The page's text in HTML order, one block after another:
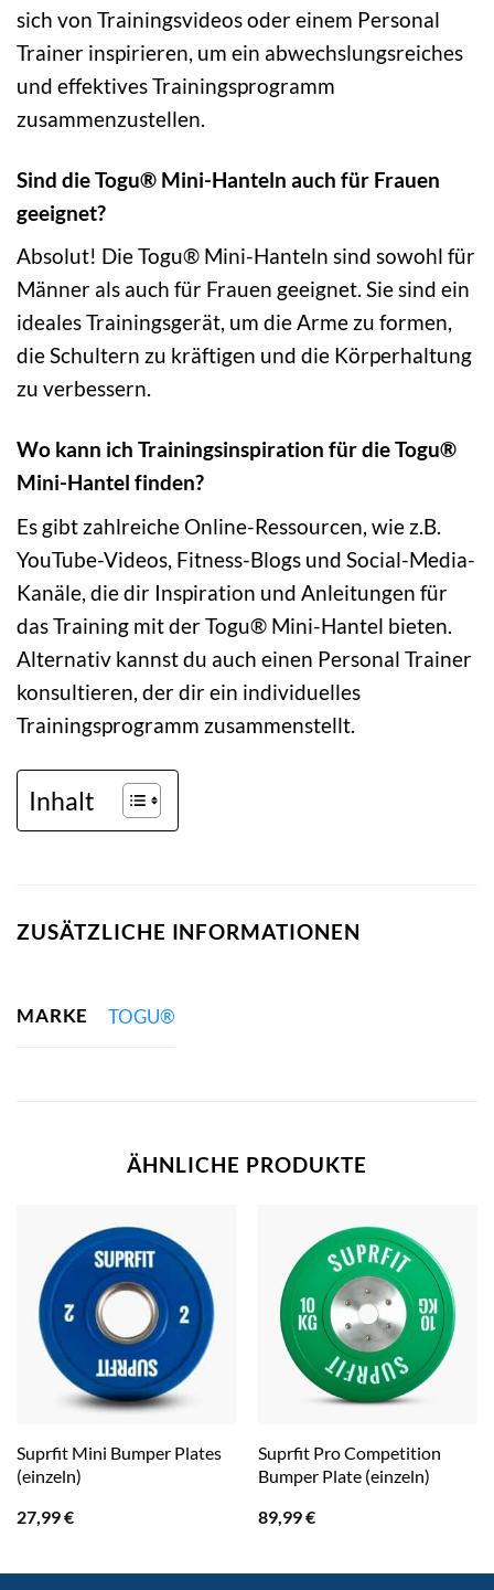
sich von Trainingsvideos oder einem Personal
Trainer inspirieren, um ein abwechslungsreiches
und effektives Trainingsprogramm
zusammenzustellen.
Sind die Togu® Mini-Hanteln auch für Frauen
geeignet?
Absolut! Die Togu® Mini-Hanteln sind sowohl für
Männer als auch für Frauen geeignet. Sie sind ein
ideales Trainingsgerät, um die Arme zu formen,
die Schultern zu kräftigen und die Körperhaltung
zu verbessern.
Wo kann ich Trainingsinspiration für die Togu®
Mini-Hantel finden?
Es gibt zahlreiche Online-Ressourcen, wie z.B.
YouTube-Videos, Fitness-Blogs und Social-Media-
Kanäle, die dir Inspiration und Anleitungen für
das Training mit der Togu® Mini-Hantel bieten.
Alternativ kannst du auch einen Personal Trainer
konsultieren, der dir ein individuelles
Trainingsprogramm zusammenstellt.
Inhalt
ZUSÄTZLICHE INFORMATIONEN
MARKE TOGU®
ÄHNLICHE PRODUKTE
Suprfit Mini Bumper Plates
(einzeln)
27,99€
Suprfit Pro Competition
Bumper Plate (einzeln)
89,99€